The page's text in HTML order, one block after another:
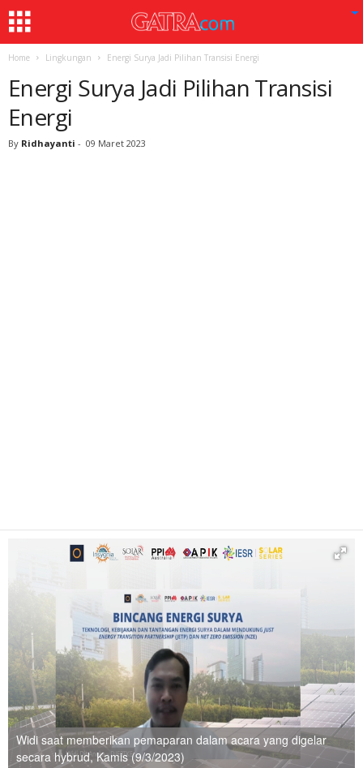
Home Lingkungan Energi Surya Jadi Pilihan Transisi Energi
Energi Surya Jadi Pilihan Transisi
Energi
By Ridhayanti - 09 Maret 2023
Widi saat memberikan pemaparan dalam acara yang digelar
secara hybrud, Kamis (9/3/2023)